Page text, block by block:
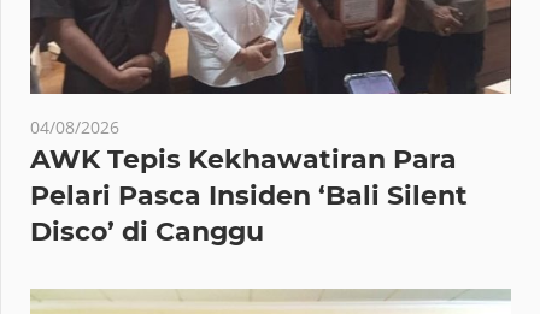
04/08/2026
AWK Tepis Kekhawatiran Para
Pelari Pasca Insiden ‘Bali Silent
Disco’ di Canggu